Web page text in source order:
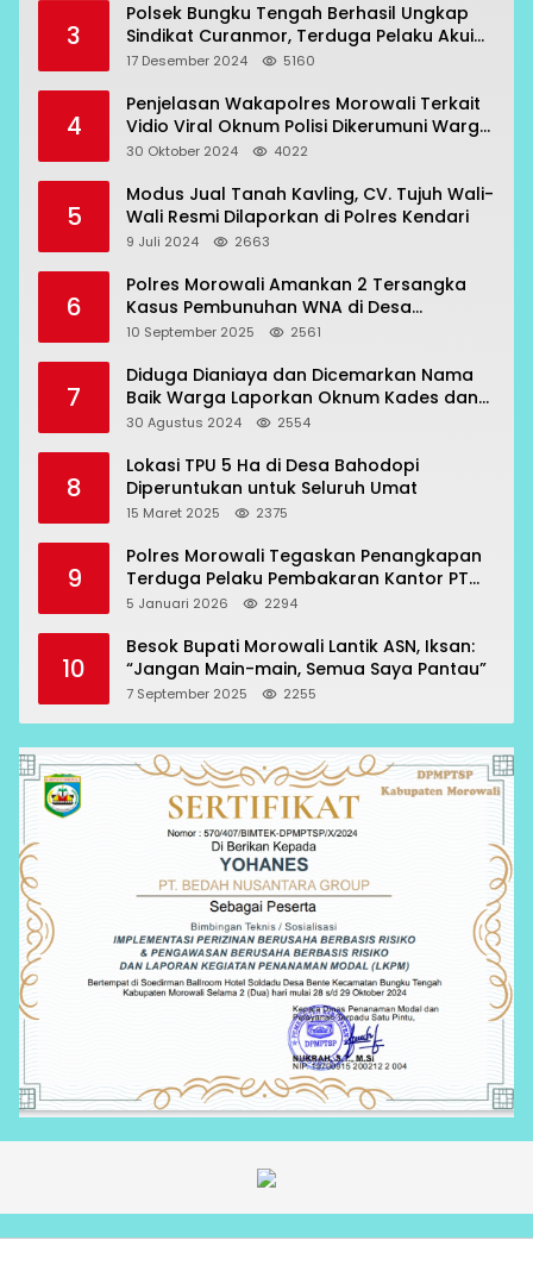
3
Polsek Bungku Tengah Berhasil Ungkap
Sindikat Curanmor, Terduga Pelaku Akui
Beraksi di 7 Lokasi
17 Desember 2024 5160
4
Penjelasan Wakapolres Morowali Terkait
Vidio Viral Oknum Polisi Dikerumuni Warga
Bahodopi
30 Oktober 2024 4022
5
Modus Jual Tanah Kavling, CV. Tujuh Wali-
Wali Resmi Dilaporkan di Polres Kendari
9 Juli 2024 2663
6
Polres Morowali Amankan 2 Tersangka
Kasus Pembunuhan WNA di Desa
Topogaro
10 September 2025 2561
7
Diduga Dianiaya dan Dicemarkan Nama
Baik Warga Laporkan Oknum Kades dan
Oknum Polisi
30 Agustus 2024 2554
8
Lokasi TPU 5 Ha di Desa Bahodopi
Diperuntukan untuk Seluruh Umat
15 Maret 2025 2375
9
Polres Morowali Tegaskan Penangkapan
Terduga Pelaku Pembakaran Kantor PT
RCP Sesuai Prosedur
5 Januari 2026 2294
10
Besok Bupati Morowali Lantik ASN, Iksan:
“Jangan Main-main, Semua Saya Pantau”
7 September 2025 2255